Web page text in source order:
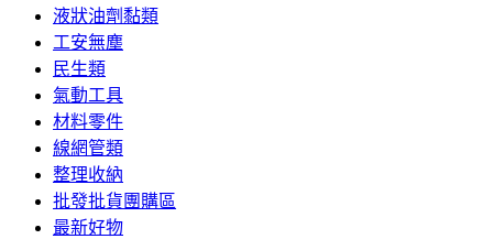
液狀油劑黏類
工安無塵
民生類
氣動工具
材料零件
線網管類
整理收納
批發批貨團購區
最新好物